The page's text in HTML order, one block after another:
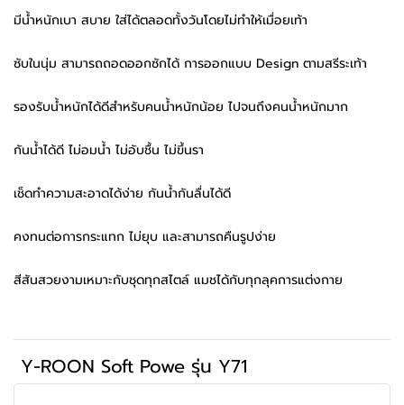
มีน้ำหนักเบา สบาย ใส่ได้ตลอดทั้งวันโดยไม่ทำให้เมื่อยเท้า
ซับในนุ่ม สามารถถอดออกซักได้ การออกแบบ Design ตามสรีระเท้า
รองรับน้ำหนักได้ดีสำหรับคนน้ำหนักน้อย ไปจนถึงคนน้ำหนักมาก
กันน้ำได้ดี ไม่อมน้ำ ไม่อับชื้น ไม่ขึ้นรา
เช็ดทำความสะอาดได้ง่าย กันน้ำกันลื่นได้ดี
คงทนต่อการกระแทก ไม่ยุบ และสามารถคืนรูปง่าย
สีสันสวยงามเหมาะกับชุดทุกสไตล์ แมชได้กับทุกลุคการแต่งกาย ️
Y-ROON Soft Powe รุ่น Y71